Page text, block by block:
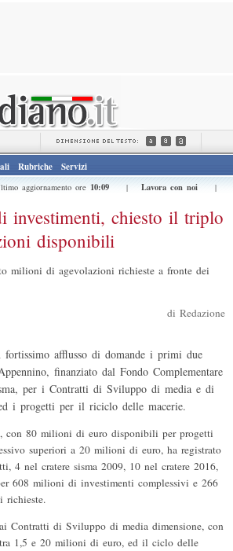
Rubriche
Servizi
aggiornamento ore 10:09 | Lavora con noi |
investimenti, chiesto il triplo
disponibili
milioni di agevolazioni richieste a fronte dei
di Redazione
afflusso di domande i primi due
finanziato dal Fondo Complementare
per i Contratti di Sviluppo di media e di
i progetti per il riciclo delle macerie.
con 80 milioni di euro disponibili per progetti
superiori a 20 milioni di euro, ha registrato
4 nel cratere sisma 2009, 10 nel cratere 2016,
608 milioni di investimenti complessivi e 266
richieste.
Contratti di Sviluppo di media dimensione, con
1,5 e 20 milioni di euro, ed il ciclo delle